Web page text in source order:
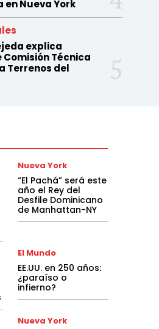
Nueva York
explica
Técnica
Terrenos del
Nueva York
“El Pachá” será este
año el Rey del
Desfile Dominicano
de Manhattan-NY
El Mundo
EE.UU. en 250 años:
¿paraíso o
infierno?
Nueva York